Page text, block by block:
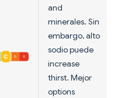
and
minerales. Sin
embargo, alto
sodio puede
increase
thirst. Mejor
options